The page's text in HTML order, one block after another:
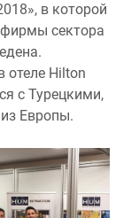
в которой
фирмы сектора
отеле Hilton
с Турецкими,
Европы.